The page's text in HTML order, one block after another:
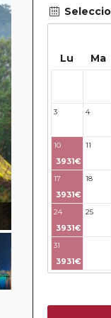
Lu Ma
3 4
10
3931€
11
17
3931€
18
24
3931€
25
31
3931€